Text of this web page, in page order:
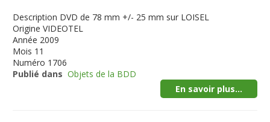
Description DVD de 78 mm +/- 25 mm sur LOISEL
Origine VIDEOTEL
Année 2009
Mois 11
Numéro 1706
Publié dans Objets de la BDD
En savoir plus...